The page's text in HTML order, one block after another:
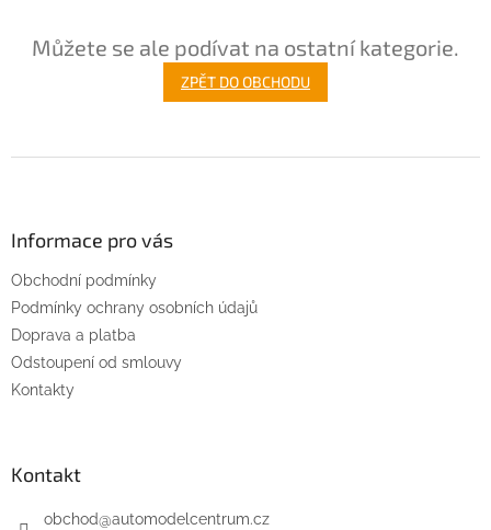
Můžete se ale podívat na ostatní kategorie.
ZPĚT DO OBCHODU
Informace pro vás
Obchodní podmínky
Podmínky ochrany osobních údajů
Doprava a platba
Odstoupení od smlouvy
Kontakty
Kontakt
obchod@automodelcentrum.cz